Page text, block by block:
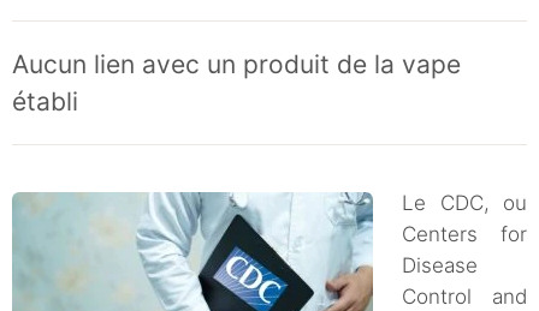
Aucun lien avec un produit de la vape
établi
Le CDC, ou
Centers for
Disease
Control and